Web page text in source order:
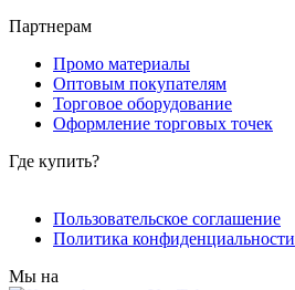
Партнерам
Промо материалы
Оптовым покупателям
Торговое оборудование
Оформление торговых точек
Где купить?
Пользовательское соглашение
Политика конфиденциальности
Мы на